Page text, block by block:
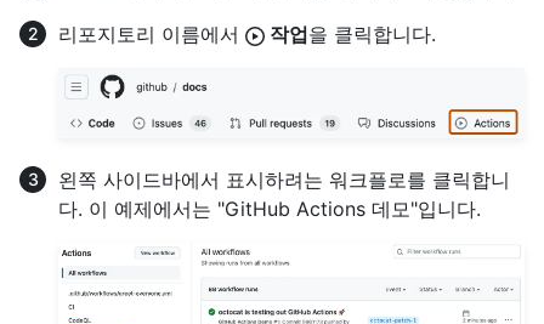
리포지토리 이름에서
작업을 클릭합니다.
왼쪽 사이드바에서 표시하려는 워크플로를 클릭합니
다. 이 예제에서는 "GitHub Actions 데모"입니다.